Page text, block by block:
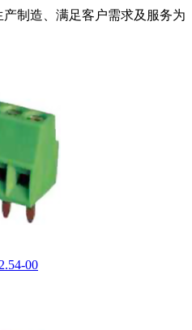
制造、满足客户需求及服务为
00